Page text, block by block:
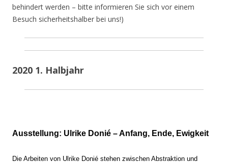
behindert werden – bitte informieren Sie sich vor einem
Besuch sicherheitshalber bei uns!)
2020 1. Halbjahr
Ausstellung: Ulrike Donié – Anfang, Ende, Ewigkeit
Die Arbeiten von Ulrike Donié stehen zwischen Abstraktion und